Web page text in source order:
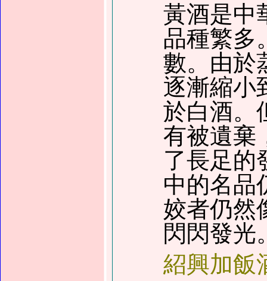
黃酒是中
品種繁多
數。由於
逐漸縮小
於白酒。
有被遺棄
了長足的
中的名品
姣者仍然
閃閃發光
紹興加飯